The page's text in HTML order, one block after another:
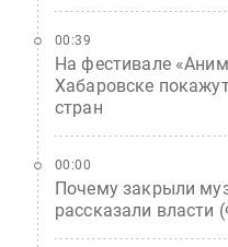
На фестивале
Хабаровске
стран
00:39
Почему закрыли
рассказали власти
00:00